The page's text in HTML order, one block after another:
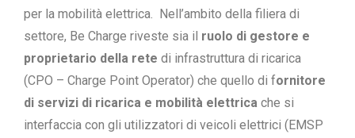
per la mobilità elettrica. Nell’ambito della filiera di
settore, Be Charge riveste sia il ruolo di gestore e
proprietario della rete di infrastruttura di ricarica
(CPO – Charge Point Operator) che quello di fornitore
di servizi di ricarica e mobilità elettrica che si
interfaccia con gli utilizzatori di veicoli elettrici (EMSP